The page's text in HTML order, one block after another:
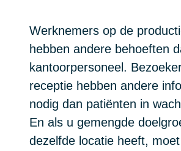
Werknemers op de
hebben andere behoeften
kantoorpersoneel.
receptie hebben andere
nodig dan patiënten in
En als u gemengde
dezelfde locatie heeft,